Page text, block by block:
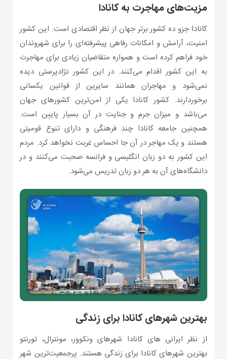
مزیت‌های مهاجرت به کانادا
کانادا جزو ده کشور برتر جهان از نظر اقتصادی است. این کشور
امنیت، آرامش و امکانات رفاهی پیشرفته‌ای را برای شهروندان
خود فراهم کرده است و همواره متقاضیان زیادی برای مهاجرت
به این کشور اقدام می‌کنند. در این کشور نژادپرستی دیده
نمی‌شود و مهاجران همانند سایرین از قوانین یکسانی
برخوردارند. کشور کانادا یکی از امن‌ترین کشورهای جهان
می‌باشد و میزان جرم و جنایت در آن بسیار پایین است.
همچنین جامعه کانادا چند فرهنگی و دارای تنوع قومیتی
هستند و یک مهاجر در آن جا احساس غربت نخواهد کرد. مردم
این کشور به دو زبان انگلیسی و فرانسه صحبت می‌کنند و در
دانشگاه‌های آن به هر دو زبان تدریس می‌شود.
بهترین شهرهای کانادا برای زندگی
از نظر ایرانی‌ های کانادا شهرهای ونکوور، مونترال، تورنتو
بهترین شهرهای کانادا برای زندگی هستند. پرجمعیت‌ترین شهر